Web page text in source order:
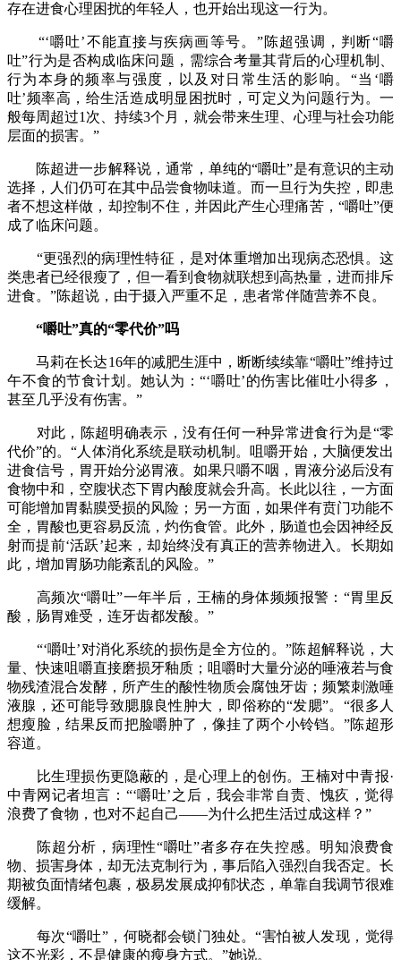
存在进食心理困扰的年轻人，也开始出现这一行为。
“‘嚼吐’不能直接与疾病画等号。”陈超强调，判断“嚼
吐”行为是否构成临床问题，需综合考量其背后的心理机制、
行为本身的频率与强度，以及对日常生活的影响。“当‘嚼
吐’频率高，给生活造成明显困扰时，可定义为问题行为。一
般每周超过1次、持续3个月，就会带来生理、心理与社会功能
层面的损害。”
陈超进一步解释说，通常，单纯的“嚼吐”是有意识的主动
选择，人们仍可在其中品尝食物味道。而一旦行为失控，即患
者不想这样做，却控制不住，并因此产生心理痛苦，“嚼吐”便
成了临床问题。
“更强烈的病理性特征，是对体重增加出现病态恐惧。这
类患者已经很瘦了，但一看到食物就联想到高热量，进而排斥
进食。”陈超说，由于摄入严重不足，患者常伴随营养不良。
“嚼吐”真的“零代价”吗
马莉在长达16年的减肥生涯中，断断续续靠“嚼吐”维持过
午不食的节食计划。她认为：“‘嚼吐’的伤害比催吐小得多，
甚至几乎没有伤害。”
对此，陈超明确表示，没有任何一种异常进食行为是“零
代价”的。“人体消化系统是联动机制。咀嚼开始，大脑便发出
进食信号，胃开始分泌胃液。如果只嚼不咽，胃液分泌后没有
食物中和，空腹状态下胃内酸度就会升高。长此以往，一方面
可能增加胃黏膜受损的风险；另一方面，如果伴有贲门功能不
全，胃酸也更容易反流，灼伤食管。此外，肠道也会因神经反
射而提前‘活跃’起来，却始终没有真正的营养物进入。长期如
此，增加胃肠功能紊乱的风险。”
高频次“嚼吐”一年半后，王楠的身体频频报警：“胃里反
酸，肠胃难受，连牙齿都发酸。”
“‘嚼吐’对消化系统的损伤是全方位的。”陈超解释说，大
量、快速咀嚼直接磨损牙釉质；咀嚼时大量分泌的唾液若与食
物残渣混合发酵，所产生的酸性物质会腐蚀牙齿；频繁刺激唾
液腺，还可能导致腮腺良性肿大，即俗称的“发腮”。“很多人
想瘦脸，结果反而把脸嚼肿了，像挂了两个小铃铛。”陈超形
容道。
比生理损伤更隐蔽的，是心理上的创伤。王楠对中青报·
中青网记者坦言：“‘嚼吐’之后，我会非常自责、愧疚，觉得
浪费了食物，也对不起自己——为什么把生活过成这样？”
陈超分析，病理性“嚼吐”者多存在失控感。明知浪费食
物、损害身体，却无法克制行为，事后陷入强烈自我否定。长
期被负面情绪包裹，极易发展成抑郁状态，单靠自我调节很难
缓解。
每次“嚼吐”，何晓都会锁门独处。“害怕被人发现，觉得
这不光彩，不是健康的瘦身方式。”她说。